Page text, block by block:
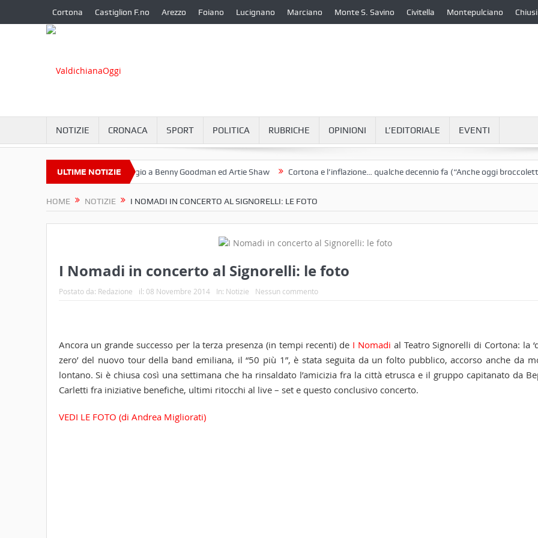
Cortona Castiglion F.no Arezzo Foiano Lucignano Marciano Monte S. Savino Civitella Montepulciano Chiusi
NOTIZIE CRONACA SPORT POLITICA RUBRICHE OPINIONI L’EDITORIALE EVENTI
ULTIME NOTIZIE
a Camucia? Omaggio a Benny Goodman ed Artie Shaw Cortona e l’inflazione… qualche decennio fa (“Anche oggi broccoletti e
HOME NOTIZIE I NOMADI IN CONCERTO AL SIGNORELLI: LE FOTO
I Nomadi in concerto al Signorelli: le foto
Postato da: Redazione il: 08 Novembre 2014 In: Notizie Nessun commento
Ancora un grande successo per la terza presenza (in tempi recenti) de I Nomadi al Teatro Signorelli di Cortona: la
zero’ del nuovo tour della band emiliana, il “50 più 1”, è stata seguita da un folto pubblico, accorso anche da
lontano. Si è chiusa così una settimana che ha rinsaldato l’amicizia fra la città etrusca e il gruppo capitanato da
Carletti fra iniziative benefiche, ultimi ritocchi al live – set e questo conclusivo concerto.
VEDI LE FOTO (di Andrea Migliorati)